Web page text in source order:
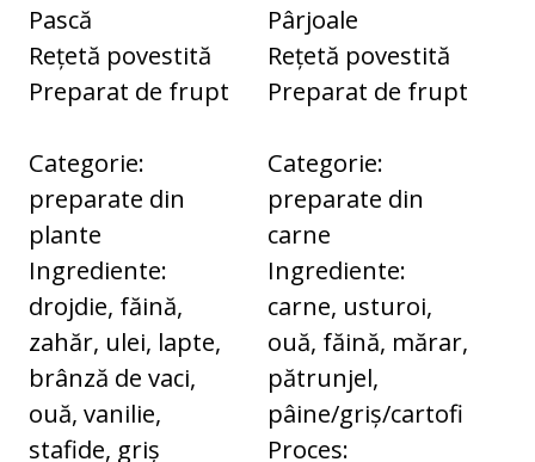
Pască
Rețetă povestită
Preparat de frupt
Categorie:
preparate din
plante
Ingrediente:
drojdie, făină,
zahăr, ulei, lapte,
brânză de vaci,
ouă, vanilie,
stafide, griș
Pârjoale
Rețetă povestită
Preparat de frupt
Categorie:
preparate din
carne
Ingrediente:
carne, usturoi,
ouă, făină, mărar,
pătrunjel,
pâine/griș/cartofi
Proces: